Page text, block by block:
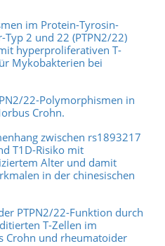
im Protein-Tyrosin-
Typ 2 und 22 (PTPN2/22)
hyperproliferativen T-
Mykobakterien bei
22-Polymorphismen in
Crohn.
zwischen rs1893217
T1D-Risiko mit
Alter und damit
in der chinesischen
PTPN2/22-Funktion durch
T-Zellen im
Crohn und rheumatoider